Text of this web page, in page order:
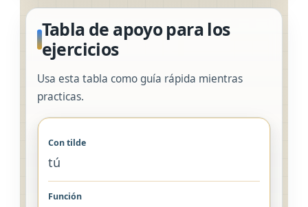
Tabla de apoyo para los
ejercicios
Usa esta tabla como guía rápida mientras
practicas.
tú